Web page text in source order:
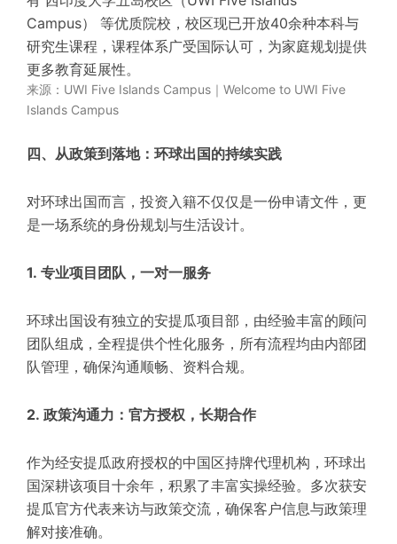
Campus）
等优质院校， 校区现已开放40余种本科与
研究生课程 ， 课程体系广受国际认可，为家庭规划提供
更多教育延展性。
来源：UWI Five Islands Campus｜ Welcome to UWI Five
Islands Campus
四、从政策到落地：环球出国的持续实践
对环球出国而言，投资入籍不仅仅是一份申请文件，更
是一场系统的身份规划与生活设计。
1. 专业项目团队，一对一服务
环球出国设有独立的安提瓜项目部，由经验丰富的顾问
团队组成，全程提供个性化服务，所有流程均由内部团
队管理，确保沟通顺畅、资料合规。
2. 政策沟通力：官方授权，长期合作
作为经安提瓜政府授权的中国区持牌代理机构，环球出
国深耕该项目十余年，积累了丰富实操经验。多次获安
提瓜官方代表来访与政策交流，确保客户信息与政策理
解对接准确。